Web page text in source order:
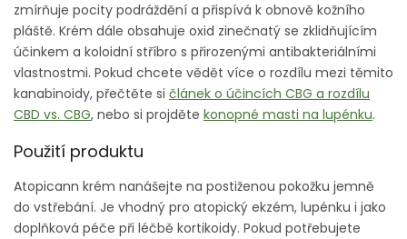
zmírňuje pocity podráždění a přispívá k obnově kožního
pláště. Krém dále obsahuje oxid zinečnatý se zklidňujícím
účinkem a koloidní stříbro s přirozenými antibakteriálními
vlastnostmi. Pokud chcete vědět více o rozdílu mezi těmito
kanabinoidy, přečtěte si článek o účincích CBG a rozdílu
CBD vs. CBG, nebo si projděte konopné masti na lupénku.
Použití produktu
Atopicann krém nanášejte na postiženou pokožku jemně
do vstřebání. Je vhodný pro atopický ekzém, lupénku i jako
doplňková péče při léčbě kortikoidy. Pokud potřebujete